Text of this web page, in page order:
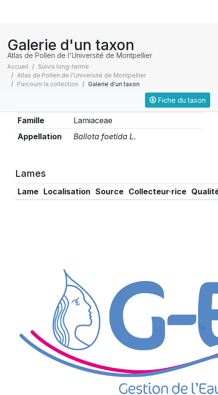
Galerie d'un taxon
Atlas de Pollen de l'Université de Montpellier
Accueil
Suivis long-terme
Atlas de Pollen de l'Université de Montpellier
Parcourir la collection
Galerie d'un taxon
Fiche du taxon
Famille
Lamiaceae
Appellation
Ballota foetida L.
Lames
Lame Localisation Source Collecteur·rice